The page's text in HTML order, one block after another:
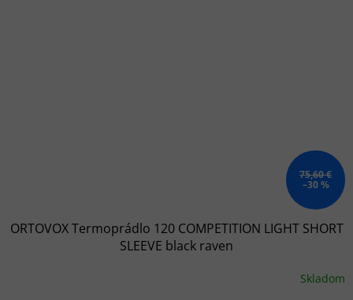
75,60 €
–30 %
ORTOVOX Termoprádlo 120 COMPETITION LIGHT SHORT
SLEEVE black raven
Skladom